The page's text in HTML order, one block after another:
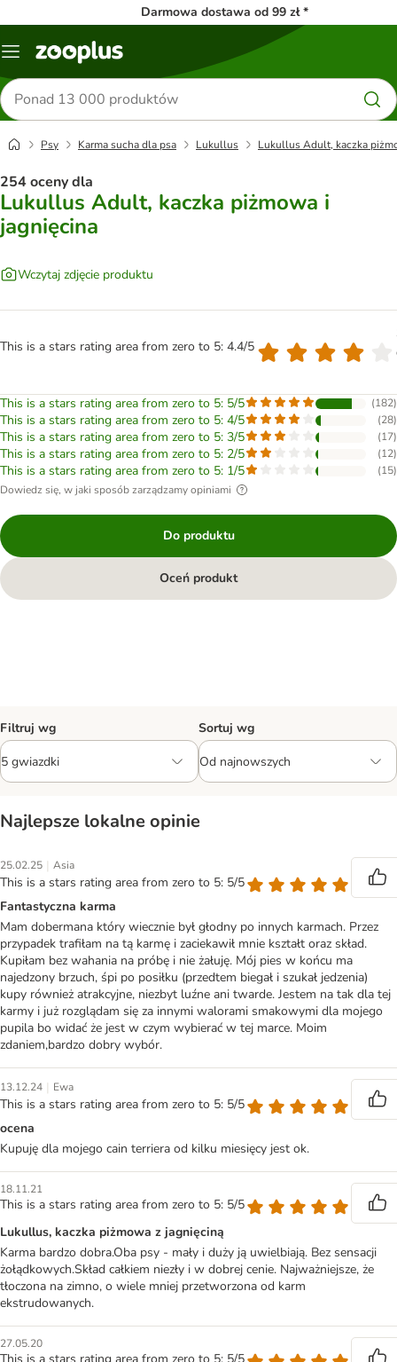
Darmowa dostawa od 99 zł *
Menu
Szukaj
produktów
Psy Karma sucha dla psa Lukullus Lukullus Adult, kaczka
254 oceny dla
Lukullus Adult, kaczka piżmowa i
jagnięcina
Wczytaj zdjęcie produktu
This is a stars rating area from zero to 5: 4.4/5
This is a stars rating area from zero to 5: 5/5 (182)
This is a stars rating area from zero to 5: 4/5 (28)
This is a stars rating area from zero to 5: 3/5 (17)
This is a stars rating area from zero to 5: 2/5 (12)
This is a stars rating area from zero to 5: 1/5 (15)
Dowiedz się, w jaki sposób zarządzamy opiniami
Do produktu
Oceń produkt
Filtruj wg Sortuj wg
Najlepsze lokalne opinie
25.02.25 | Asia
This is a stars rating area from zero to 5: 5/5
Fantastyczna karma
Mam dobermana który wiecznie był głodny po innych karmach. Przez
przypadek trafiłam na tą karmę i zaciekawił mnie kształt oraz skład.
Kupiłam bez wahania na próbę i nie żałuję. Mój pies w końcu ma
najedzony brzuch, śpi po posiłku (przedtem biegał i szukał jedzenia)
kupy również atrakcyjne, niezbyt luźne ani twarde. Jestem na tak dla tej
karmy i już rozglądam się za innymi walorami smakowymi dla mojego
pupila bo widać że jest w czym wybierać w tej marce. Moim
zdaniem,bardzo dobry wybór.
13.12.24 | Ewa
This is a stars rating area from zero to 5: 5/5
ocena
Kupuję dla mojego cain terriera od kilku miesięcy jest ok.
18.11.21
This is a stars rating area from zero to 5: 5/5
Lukullus, kaczka piżmowa z jagnięciną
Karma bardzo dobra.Oba psy - mały i duży ją uwielbiają. Bez sensacji
żołądkowych.Skład całkiem niezły i w dobrej cenie. Najważniejsze, że
tłoczona na zimno, o wiele mniej przetworzona od karm
ekstrudowanych.
27.05.20